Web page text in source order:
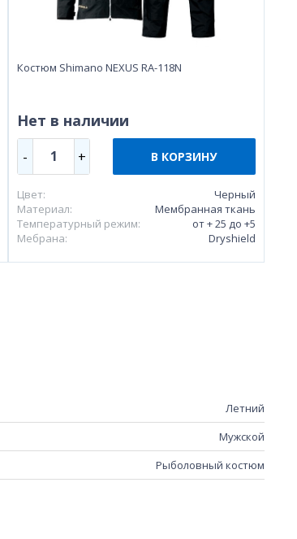
Костюм Shimano NEXUS RA-118N
Нет в наличии
- 1 + В КОРЗИНУ
Цвет:
Черный
Материал:
Мембранная ткань
Температурный режим:
от + 25 до +5
Мебрана:
Dryshield
Летний
Мужской
Рыболовный костюм